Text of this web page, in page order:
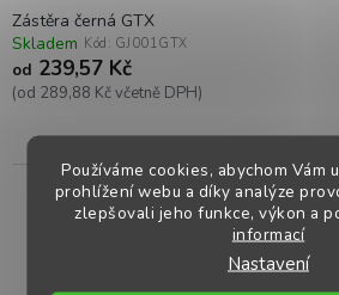
Používáme cookies, abychom Vám
prohlížení webu a díky analýze
zlepšovali jeho funkce, výkon a
informací
Nastavení
Zástěra černá GTX
Skladem Kód: GJ001GTX
od 239,57 Kč
(od 289,88 Kč včetně DPH)